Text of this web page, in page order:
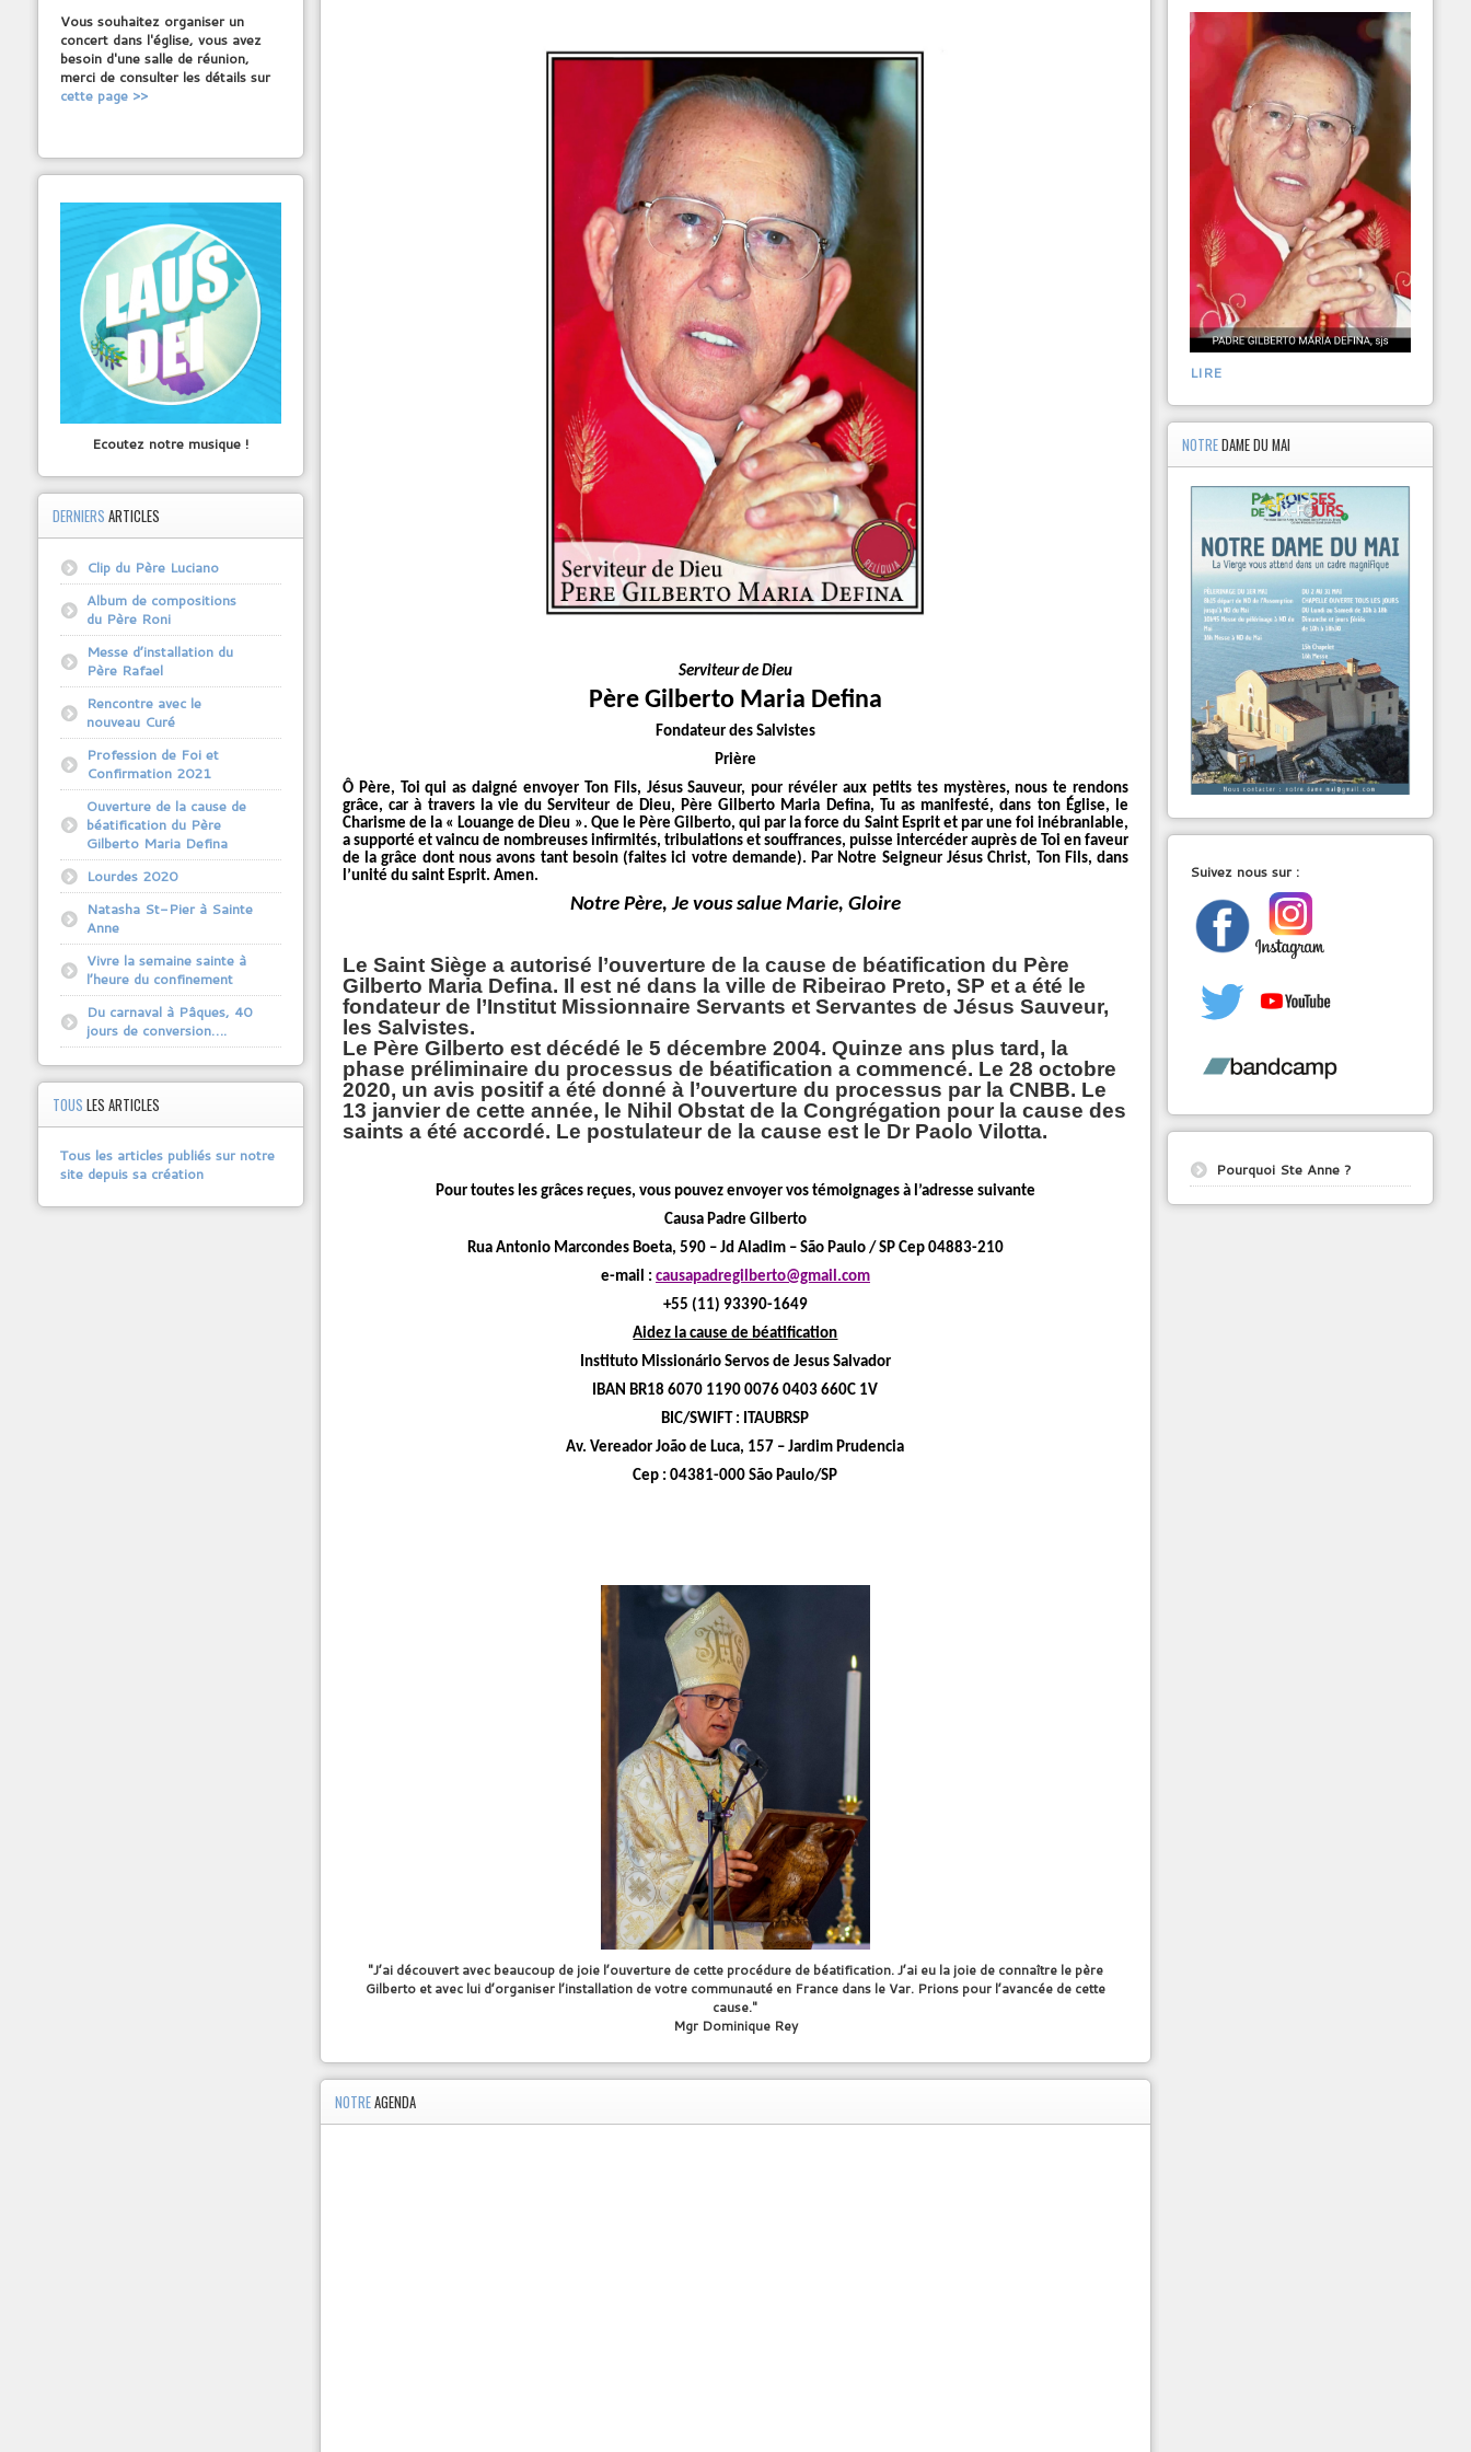
Serviteur de Dieu
Père Gilberto Maria Defina
Fondateur des Salvistes
Prière
Ô Père, Toi qui as daigné envoyer Ton Fils, Jésus Sauveur, pour révéler aux petits tes mystères, nous te rendons
grâce, car à travers la vie du Serviteur de Dieu, Père Gilberto Maria Defina, Tu as manifesté, dans ton Église, le
Charisme de la « Louange de Dieu ». Que le Père Gilberto, qui par la force du Saint Esprit et par une foi inébranlable,
a supporté et vaincu de nombreuses infirmités, tribulations et souffrances, puisse intercéder auprès de Toi en faveur
de la grâce dont nous avons tant besoin (faites ici votre demande). Par Notre Seigneur Jésus Christ, Ton Fils, dans
l’unité du saint Esprit. Amen.
Notre Père, Je vous salue Marie, Gloire
Le Saint Siège a autorisé l’ouverture de la cause de béatification du Père
Gilberto Maria Defina. Il est né dans la ville de Ribeirao Preto, SP et a été le
fondateur de l’Institut Missionnaire Servants et Servantes de Jésus Sauveur,
les Salvistes.
Le Père Gilberto est décédé le 5 décembre 2004. Quinze ans plus tard, la
phase préliminaire du processus de béatification a commencé. Le 28 octobre
2020, un avis positif a été donné à l’ouverture du processus par la CNBB. Le
13 janvier de cette année, le Nihil Obstat de la Congrégation pour la cause des
saints a été accordé. Le postulateur de la cause est le Dr Paolo Vilotta.
Pour toutes les grâces reçues, vous pouvez envoyer vos témoignages à l’adresse suivante
Causa Padre Gilberto
Rua Antonio Marcondes Boeta, 590 – Jd Aladim – São Paulo / SP Cep 04883-210
e-mail : causapadregilberto@gmail.com
+55 (11) 93390-1649
Aidez la cause de béatification
Instituto Missionário Servos de Jesus Salvador
IBAN BR18 6070 1190 0076 0403 660C 1V
BIC/SWIFT : ITAUBRSP
Av. Vereador João de Luca, 157 – Jardim Prudencia
Cep : 04381-000 São Paulo/SP
"J’ai découvert avec beaucoup de joie l’ouverture de cette procédure de béatification. J’ai eu la joie de connaître le père
Gilberto et avec lui d’organiser l’installation de votre communauté en France dans le Var. Prions pour l’avancée de cette
cause."
Mgr Dominique Rey
NOTREAGENDA
Vous souhaitez organiser un
concert dans l'église, vous avez
besoin d'une salle de réunion,
merci de consulter les détails sur
cette page >>
Ecoutez notre musique !
DERNIERS ARTICLES
Clip du Père Luciano
Album de compositions
du Père Roni
Messe d’installation du
Père Rafael
Rencontre avec le
nouveau Curé
Profession de Foi et
Confirmation 2021
Ouverture de la cause de
béatification du Père
Gilberto Maria Defina
Lourdes 2020
Natasha St-Pier à Sainte
Anne
Vivre la semaine sainte à
l’heure du confinement
Du carnaval à Pâques, 40
jours de conversion….
TOUS LES ARTICLES
Tous les articles publiés sur notre
site depuis sa création
LIRE
NOTREDAME DU MAI
Suivez nous sur :
Pourquoi Ste Anne ?